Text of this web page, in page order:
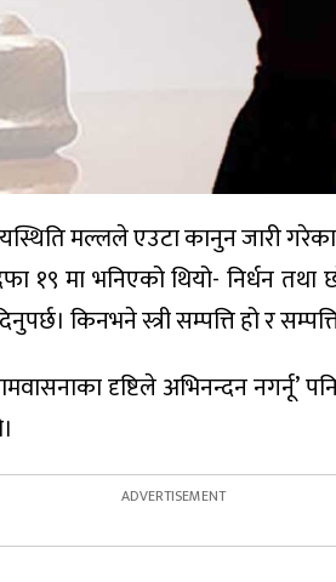
मल्लले एउटा कानुन जारी
मा भनिएको थियो- निर्धन तथा
किनभने स्त्री सम्पत्ति हो र
दृष्टिले अभिनन्दन